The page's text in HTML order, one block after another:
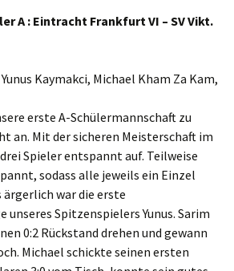
A : Eintracht Frankfurt VI – SV Vikt.
Kaymakci, Michael Kham Za Kam,
erste A-Schülermannschaft zu
an. Mit der sicheren Meisterschaft im
Spieler entspannt auf. Teilweise
sodass alle jeweils ein Einzel
ärgerlich war die erste
unseres Spitzenspielers Yunus. Sarim
0:2 Rückstand drehen und gewann
Michael schickte seinen ersten